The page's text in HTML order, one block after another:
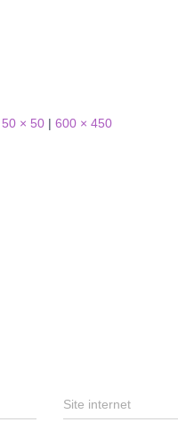
50 × 50 | 600 × 450
Site internet